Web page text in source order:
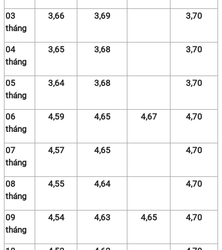
03
tháng
3,66 3,69 3,70
04
tháng
3,65 3,68 3,70
05
tháng
3,64 3,68 3,70
06
tháng
4,59 4,65 4,67 4,70
07
tháng
4,57 4,65 4,70
08
tháng
4,55 4,64 4,70
09
tháng
4,54 4,63 4,65 4,70